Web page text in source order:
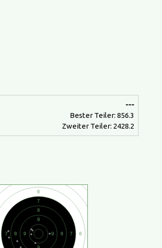
---
Bester Teiler: 856.3
Zweiter Teiler: 2428.2